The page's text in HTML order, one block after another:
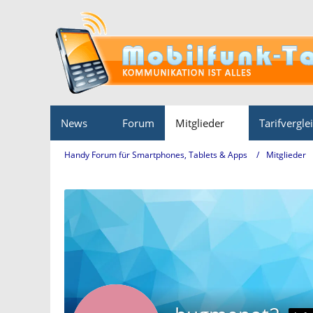
News Forum Mitglieder
Handy Forum für Smartphones, Tablets & Apps Mitglieder